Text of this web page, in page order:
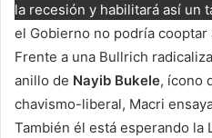
la recesión y habilitará así un
el Gobierno no podría
Frente a una Bullrich
anillo de Nayib Bukele, ícono
chavismo-liberal, Macri
También él está esperando la